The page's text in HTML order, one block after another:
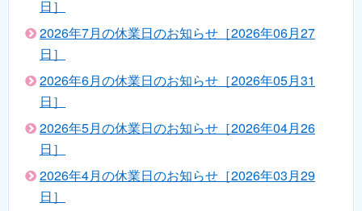
日］
2026年7月の休業日のお知らせ［2026年06月27
日］
2026年6月の休業日のお知らせ［2026年05月31
日］
2026年5月の休業日のお知らせ［2026年04月26
日］
2026年4月の休業日のお知らせ［2026年03月29
日］